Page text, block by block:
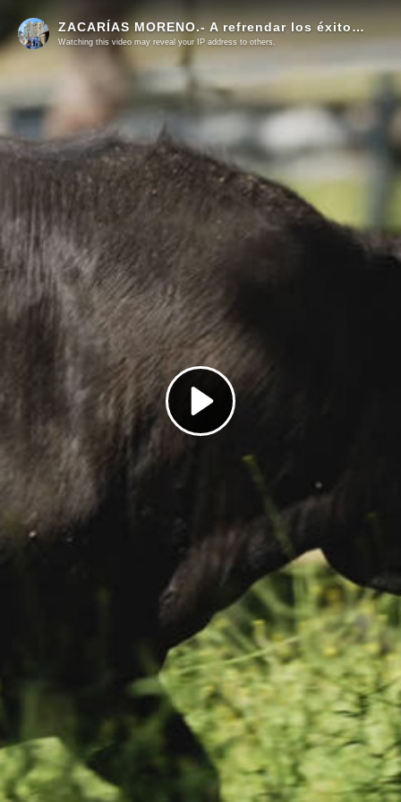
Play
Video
ZACARÍAS MORENO.- A refrendar los éxitos de Alicante en un cartel con Castella, Luque y Rufo el día 24 de junio
Watching this video may reveal your IP address to others.